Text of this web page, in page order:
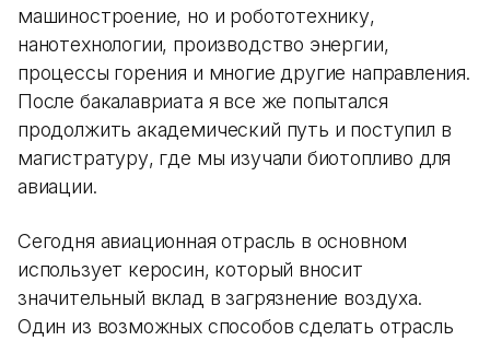
машиностроение, но и робототехнику,
нанотехнологии, производство энергии,
процессы горения и многие другие направления.
После бакалавриата я все же попытался
продолжить академический путь и поступил в
магистратуру, где мы изучали биотопливо для
авиации.
Сегодня авиационная отрасль в основном
использует керосин, который вносит
значительный вклад в загрязнение воздуха.
Один из возможных способов сделать отрасль